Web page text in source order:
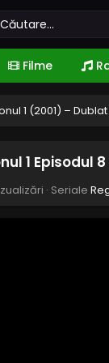
Filme
1 (2001) –
1 Episodul
· Seriale